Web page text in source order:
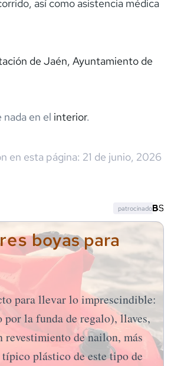
así como asistencia médica
de Jaén, Ayuntamiento de
nada en el interior.
en esta página: 21 de junio, 2026
boyas para
para llevar lo imprescindible:
la funda de regalo), llaves,
revestimiento de nailon, más
plástico de este tipo de
patrocinado